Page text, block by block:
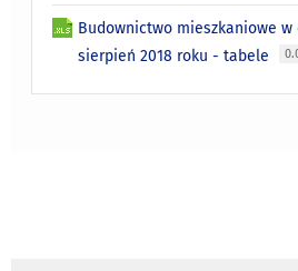
Budownictwo mieszkaniowe
sierpień 2018 roku - tabele